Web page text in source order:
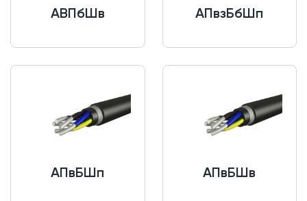
АВПбШв АПвзБбШп
АПвБШп АПвБШв